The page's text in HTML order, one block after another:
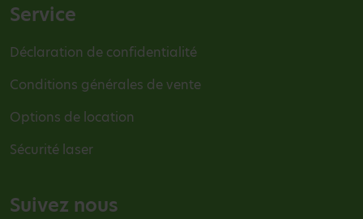
Service
Déclaration de confidentialité
Conditions générales de vente
Options de location
Sécurité laser
Suivez nous